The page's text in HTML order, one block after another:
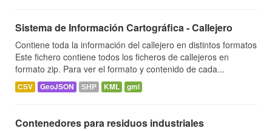
Sistema de Información Cartográfica - Callejero
Contiene toda la información del callejero en distintos formatos
Este fichero contiene todos los ficheros de callejeros en
formato zip. Para ver el formato y contenido de cada...
CSV GeoJSON SHP KML gml
Contenedores para residuos industriales